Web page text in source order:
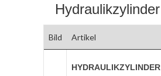
Hydraulikzylinder
Bild Artikel
HYDRAULIKZYLINDER